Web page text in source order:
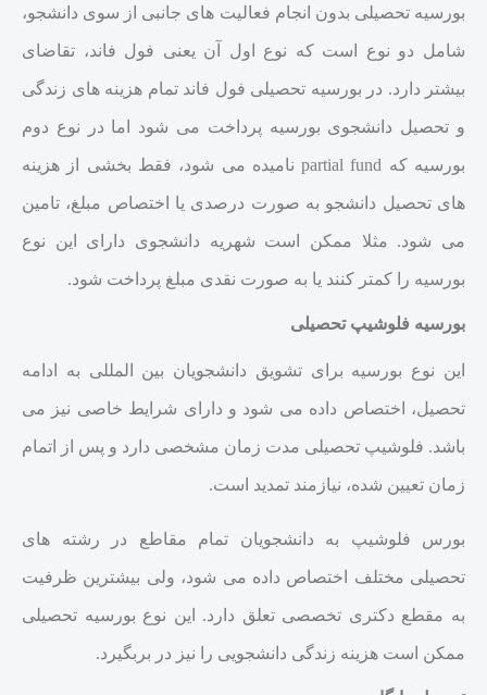
بورسیه تحصیلی بدون انجام فعالیت های جانبی از سوی دانشجو،
شامل دو نوع است که نوع اول آن یعنی فول فاند، تقاضای
بیشتر دارد. در بورسیه تحصیلی فول فاند تمام هزینه های زندگی
و تحصیل دانشجوی بورسیه پرداخت می شود اما در نوع دوم
بورسیه که partial fund نامیده می شود، فقط بخشی از هزینه
های تحصیل دانشجو به صورت درصدی یا اختصاص مبلغ، تامین
می شود. مثلا ممکن است شهریه دانشجوی دارای این نوع
بورسیه را کمتر کنند یا به صورت نقدی مبلغ پرداخت شود.
بورسیه فلوشیپ تحصیلی
این نوع بورسیه برای تشویق دانشجویان بین المللی به ادامه
تحصیل، اختصاص داده می شود و دارای شرایط خاصی نیز می
باشد. فلوشیپ تحصیلی مدت زمان مشخصی دارد و پس از اتمام
زمان تعیین شده، نیازمند تمدید است.
بورس فلوشیپ به دانشجویان تمام مقاطع در رشته های
تحصیلی مختلف اختصاص داده می شود، ولی بیشترین ظرفیت
به مقطع دکتری تخصصی تعلق دارد. این نوع بورسیه تحصیلی
ممکن است هزینه زندگی دانشجویی را نیز در بربگیرد.